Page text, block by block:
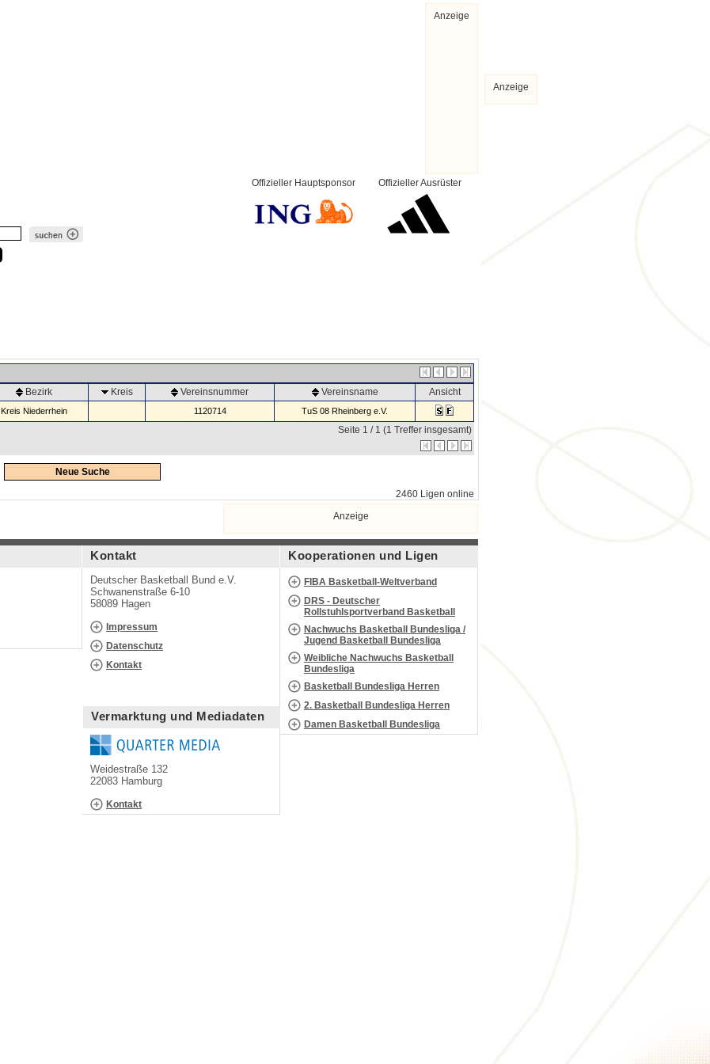
Anzeige
Offizieller Ausrüster
Offizieller Hauptsponsor
Bezirk Kreis Vereinsnummer Vereinsname Ansicht
Kreis Niederrhein 1120714 TuS 08 Rheinberg e.V.
Seite 1 / 1 (1 Treffer insgesamt)
Neue Suche
2460 Ligen online
Anzeige
Kontakt
Deutscher Basketball Bund e.V.
Schwanenstraße 6-10
58089 Hagen
Impressum
Datenschutz
Kontakt
Vermarktung und Mediadaten
Weidestraße 132
22083 Hamburg
Kontakt
Kooperationen und Ligen
FIBA Basketball-Weltverband
DRS - Deutscher
Rollstuhlsportverband Basketball
Nachwuchs Basketball Bundesliga /
Jugend Basketball Bundesliga
Weibliche Nachwuchs Basketball
Bundesliga
Basketball Bundesliga Herren
2. Basketball Bundesliga Herren
Damen Basketball Bundesliga
Anzeige